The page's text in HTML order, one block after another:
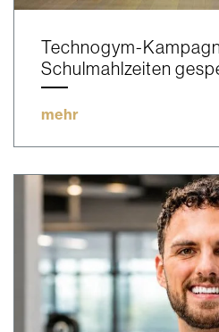
Technogym-
Schulmahlzeiten
mehr